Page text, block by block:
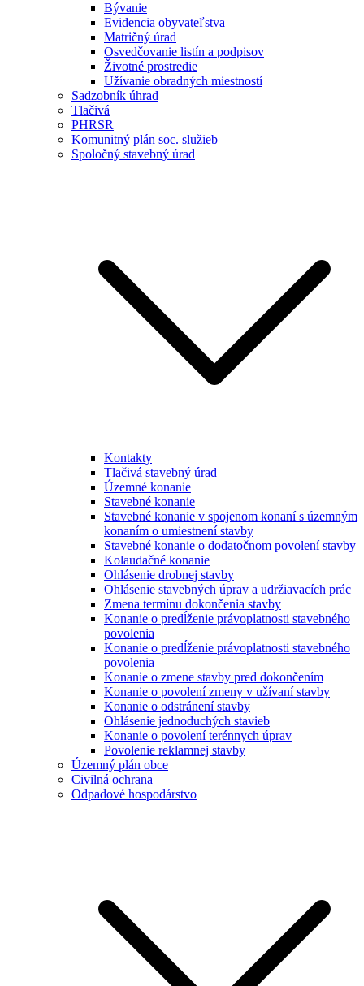
Bývanie
Evidencia obyvateľstva
Matričný úrad
Osvedčovanie listín a podpisov
Životné prostredie
Užívanie obradných miestností
Sadzobník úhrad
Tlačivá
PHRSR
Komunitný plán soc. služieb
Spoločný stavebný úrad
Kontakty
Tlačivá stavebný úrad
Územné konanie
Stavebné konanie
Stavebné konanie v spojenom konaní s územným
konaním o umiestnení stavby
Stavebné konanie o dodatočnom povolení stavby
Kolaudačné konanie
Ohlásenie drobnej stavby
Ohlásenie stavebných úprav a udržiavacích prác
Zmena termínu dokončenia stavby
Konanie o predĺženie právoplatnosti stavebného
povolenia
Konanie o predĺženie právoplatnosti stavebného
povolenia
Konanie o zmene stavby pred dokončením
Konanie o povolení zmeny v užívaní stavby
Konanie o odstránení stavby
Ohlásenie jednoduchých stavieb
Konanie o povolení terénnych úprav
Povolenie reklamnej stavby
Územný plán obce
Civilná ochrana
Odpadové hospodárstvo